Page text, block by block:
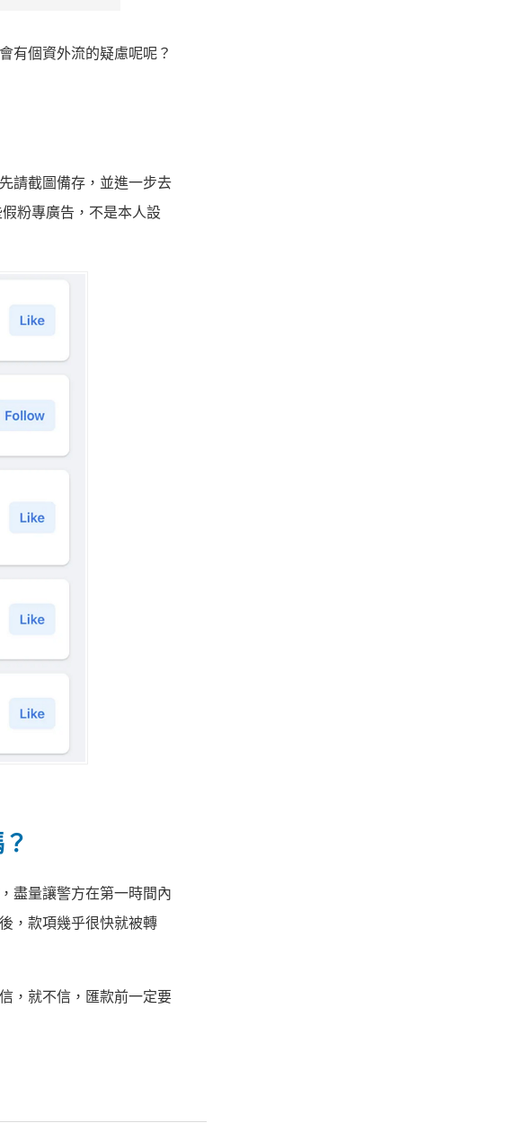
有個資外流的疑慮呢呢？
請截圖備存，並進一步去
粉專廣告，不是本人設
盡量讓警方在第一時間內
，款項幾乎很快就被轉
，就不信，匯款前一定要